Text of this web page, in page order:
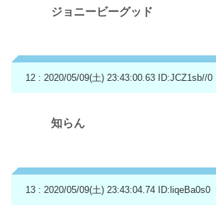
ジョニービーグッド
12 : 2020/05/09(土) 23:43:00.63 ID:JCZ1sb//0
知らん
13 : 2020/05/09(土) 23:43:04.74 ID:liqeBa0s0